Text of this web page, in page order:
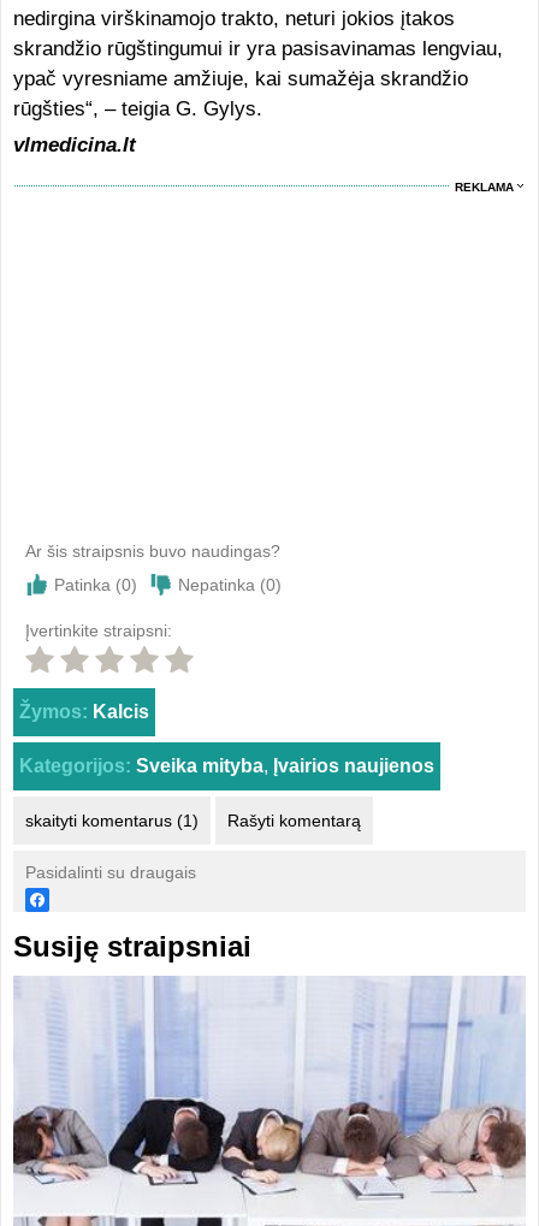
nedirgina virškinamojo trakto, neturi jokios įtakos
skrandžio rūgštingumui ir yra pasisavinamas lengviau,
ypač vyresniame amžiuje, kai sumažėja skrandžio
rūgšties“, – teigia G. Gylys.
vlmedicina.lt
REKLAMA
Ar šis straipsnis buvo naudingas?
Patinka (0) Nepatinka (0)
Įvertinkite straipsni:
Žymos: Kalcis
Kategorijos: Sveika mityba, Įvairios naujienos
skaityti komentarus (1) Rašyti komentarą
Pasidalinti su draugais
Susiję straipsniai